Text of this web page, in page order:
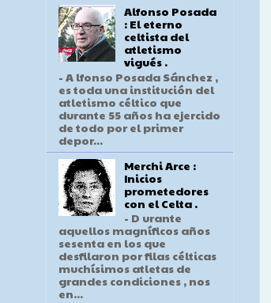
Alfonso Posada
: El eterno
celtista del
atletismo
vigués .
- A lfonso Posada Sánchez ,
es toda una institución del
atletismo céltico que
durante 55 años ha ejercido
de todo por el primer
depor...
Merchi Arce :
Inicios
prometedores
con el Celta .
- D urante
aquellos magníficos años
sesenta en los que
desfilaron por filas célticas
muchísimos atletas de
grandes condiciones , nos
en...